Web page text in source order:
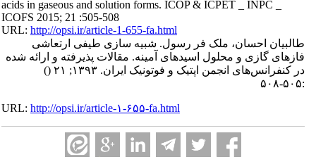
acids in gaseous and solution forms. ICOP & ICPET _ INPC _
ICOFS 2015; 21 :505-508
URL:http://opsi.ir/article-1-655-fa.html
طالبیان احسان، ملک فر رسول. شبیه سازی طیفی ارتعاشی
فازهای گازی و محلول اسیدهای آمینه. مقالات پذیرفته و ارائه شده
در کنفرانس‌های انجمن اپتیک و فوتونیک ایران. ۱۳۹۳; ۲۱
()
URL:http://opsi.ir/article-۱-۶۵۵-fa.html